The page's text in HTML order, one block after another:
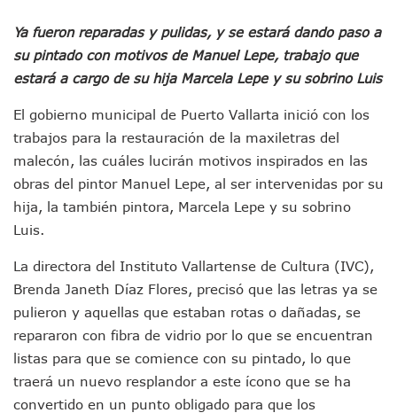
Buques Mexicanos Parten A Venezuela Con 718
Nuevo Transporte Eléctrico En Puerto Vallarta: Rutas,
En Vallarta, Todos Los Camiones Deben De Tener Aire
Centro De Autismo Es Un Parteaguas Para Vallarta Y
Lluvias Y Oleaje Elevado Marcarán El Fin De Semana En
Pancho López; En La Mira Del Comité Nacional Del PAN
Cae El “R1”, Presunto Autor Intelectual Del Homicidio De
Muere Manolo Solo, Actor De “El Laberinto Del Fauno”, A
En Abril 2027 Terminarán El Centro Regional De Autismo
Puerto Vallarta Fortalece Su Promoción En California Con
Accidente En Un RZR, Principal Hipótesis Por La Muerte
Este Viernes, Lemus Inaugurará El Sistema De
Nidos De Lluvia Busca Beneficiar A 100 Familias De
Morena Cierra Filas Por La Defensa Del Agua De Calidad
Hallazgo De Yareli Colmenares Tovar Eleva A 4 Cuerpos
Regresa A Puerto Vallarta La Premiación Nacional De La
Ya fueron reparadas y pulidas, y se estará dando paso a
su pintado con motivos de Manuel Lepe, trabajo que
estará a cargo de su hija Marcela Lepe y su sobrino Luis
El gobierno municipal de Puerto Vallarta inició con los
trabajos para la restauración de la maxiletras del
malecón, las cuáles lucirán motivos inspirados en las
obras del pintor Manuel Lepe, al ser intervenidas por su
hija, la también pintora, Marcela Lepe y su sobrino
Luis.
La directora del Instituto Vallartense de Cultura (IVC),
Brenda Janeth Díaz Flores, precisó que las letras ya se
pulieron y aquellas que estaban rotas o dañadas, se
repararon con fibra de vidrio por lo que se encuentran
listas para que se comience con su pintado, lo que
traerá un nuevo resplandor a este ícono que se ha
convertido en un punto obligado para que los